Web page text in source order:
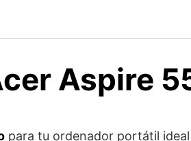
Aspire
para tu ordenador portátil